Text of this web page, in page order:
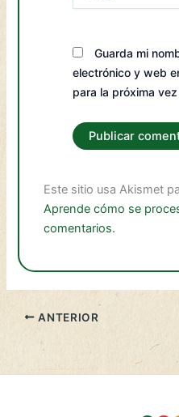
Guarda mi
electrónico y web
para la próxima
Este sitio usa Akismet
Aprende cómo se
comentarios.
ANTERIOR